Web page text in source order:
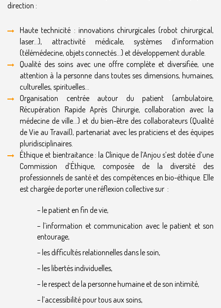
direction :
Haute technicité : innovations chirurgicales (robot chirurgical,
laser…), attractivité médicale, systèmes d’information
(télémédecine, objets connectés…) et développement durable.
Qualité des soins avec une offre complète et diversifiée, une
attention à la personne dans toutes ses dimensions, humaines,
culturelles, spirituelles…
Organisation centrée autour du patient (ambulatoire,
Récupération Rapide Après Chirurgie, collaboration avec la
médecine de ville…) et du bien-être des collaborateurs (Qualité
de Vie au Travail), partenariat avec les praticiens et des équipes
pluridisciplinaires.
Éthique et bientraitance : la Clinique de l’Anjou s’est dotée d’une
Commission d’Éthique, composée de la diversité des
professionnels de santé et des compétences en bio-éthique. Elle
est chargée de porter une réflexion collective sur :
– le patient en fin de vie,
– l’information et communication avec le patient et son
entourage,
– les difficultés relationnelles dans le soin,
– les libertés individuelles,
– le respect de la personne humaine et de son intimité,
– l’accessibilité pour tous aux soins,